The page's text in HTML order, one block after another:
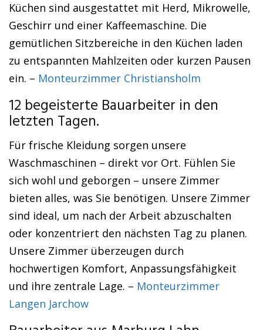
Küchen sind ausgestattet mit Herd, Mikrowelle,
Geschirr und einer Kaffeemaschine. Die
gemütlichen Sitzbereiche in den Küchen laden
zu entspannten Mahlzeiten oder kurzen Pausen
ein. – Monteurzimmer Christiansholm
12 begeisterte Bauarbeiter in den
letzten Tagen.
Für frische Kleidung sorgen unsere
Waschmaschinen – direkt vor Ort. Fühlen Sie
sich wohl und geborgen – unsere Zimmer
bieten alles, was Sie benötigen. Unsere Zimmer
sind ideal, um nach der Arbeit abzuschalten
oder konzentriert den nächsten Tag zu planen.
Unsere Zimmer überzeugen durch
hochwertigen Komfort, Anpassungsfähigkeit
und ihre zentrale Lage. – Monteurzimmer
Langen Jarchow